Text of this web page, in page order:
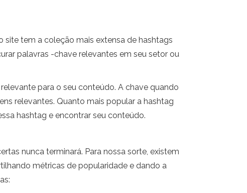
site tem a coleção mais extensa de hashtags
palavras -chave relevantes em seu setor ou
para o seu conteúdo. A chave quando
relevantes. Quanto mais popular a hashtag
hashtag e encontrar seu conteúdo.
nunca terminará. Para nossa sorte, existem
métricas de popularidade e dando a